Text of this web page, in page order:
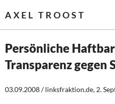
AXEL TROOST
Startseite
Themen
Persönliche
Transparenz gegen
03.09.2008 / linksfraktion.de, 2.